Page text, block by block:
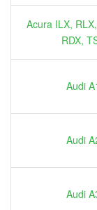
Acura ILX,
RDX,
Audi
Audi
Audi